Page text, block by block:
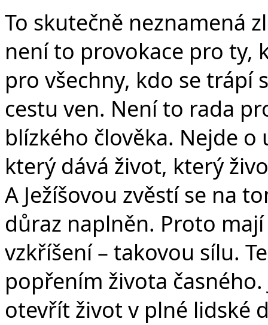
To skutečně neznamená
není to provokace pro ty,
pro všechny, kdo se trápí
cestu ven. Není to rada
blízkého člověka. Nejde
který dává život, který
A Ježíšovou zvěstí se na
důraz naplněn. Proto
vzkříšení – takovou sílu.
popřením života
otevřít život v plné lidské